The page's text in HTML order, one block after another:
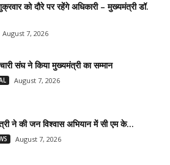
को दौरे पर रहेंगे अधिकारी – मुख्यमंत्री डॉ.
August 7, 2026
संघ ने किया मुख्यमंत्री का सम्मान
August 7, 2026
ने की जन विश्वास अभियान में सी एम के...
August 7, 2026